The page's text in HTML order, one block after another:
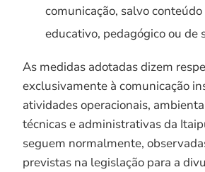
comunicação, salvo
educativo, pedagógico ou de
As medidas adotadas dizem
exclusivamente à comunicação
atividades operacionais,
técnicas e administrativas da
seguem normalmente,
previstas na legislação para a